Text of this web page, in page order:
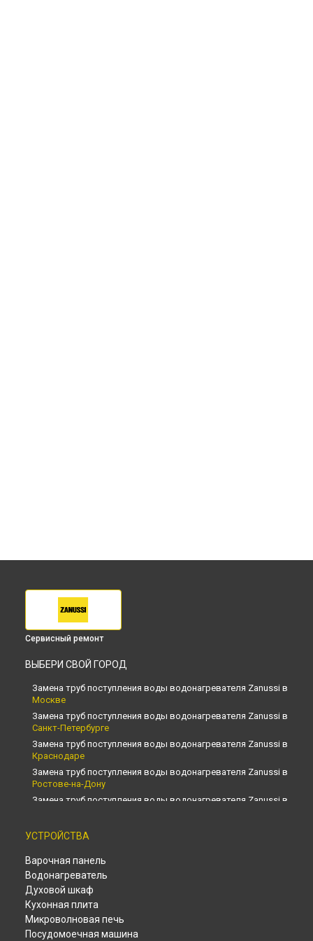
Сервисный ремонт
ВЫБЕРИ СВОЙ ГОРОД
Замена труб поступления воды водонагревателя Zanussi в
Москве
Замена труб поступления воды водонагревателя Zanussi в
Санкт-Петербурге
Замена труб поступления воды водонагревателя Zanussi в
Краснодаре
Замена труб поступления воды водонагревателя Zanussi в
Ростове-на-Дону
Замена труб поступления воды водонагревателя Zanussi в
Замена труб поступления воды водонагревателя Zanussi в
Новосибирске
Замена труб поступления воды водонагревателя Zanussi в
Челябинске
Замена труб поступления воды водонагревателя Zanussi в
Екатеринбурге
Замена труб поступления воды водонагревателя Zanussi в
Казани
УСТРОЙСТВА
Варочная панель
Водонагреватель
Духовой шкаф
Кухонная плита
Микроволновая печь
Посудомоечная машина